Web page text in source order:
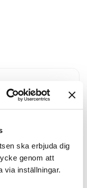
ska erbjuda dig
genom att
via inställningar.